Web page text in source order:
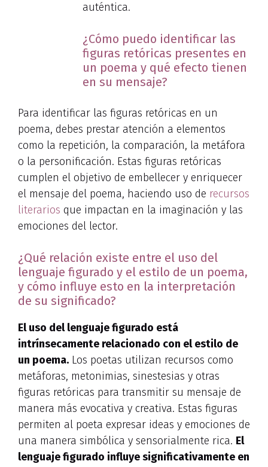
auténtica.
¿Cómo puedo identificar las
figuras retóricas presentes en
un poema y qué efecto tienen
en su mensaje?
Para identificar las figuras retóricas en un
poema, debes prestar atención a elementos
como la repetición, la comparación, la metáfora
o la personificación. Estas figuras retóricas
cumplen el objetivo de embellecer y enriquecer
el mensaje del poema, haciendo uso de recursos
literarios que impactan en la imaginación y las
emociones del lector.
¿Qué relación existe entre el uso del
lenguaje figurado y el estilo de un poema,
y cómo influye esto en la interpretación
de su significado?
El uso del lenguaje figurado está
intrínsecamente relacionado con el estilo de
un poema. Los poetas utilizan recursos como
metáforas, metonimias, sinestesias y otras
figuras retóricas para transmitir su mensaje de
manera más evocativa y creativa. Estas figuras
permiten al poeta expresar ideas y emociones de
una manera simbólica y sensorialmente rica. El
lenguaje figurado influye significativamente en